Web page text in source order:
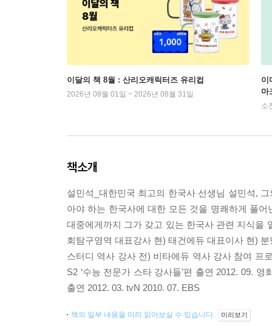
이달의 책 8월 : 산리오캐릭터즈 유리컵
2026년 08월 01일 ~ 2026년 08월 31일
이
마
소
책소개
설민석_대한민국 최고의 한국사 선생님 설민석,
아야 하는 한국사에 대한 모든 것을 명쾌하게 풀
대중에게까지 그가 갖고 있는 한국사 관련 지식을
회탐구영역 대표강사 현) 태건에듀 대표이사 현)
스터디 역사 강사 전) 비타에듀 역사 강사 참여 프
S2 ‘수능 전문가 스타 강사들’편 출연 2012. 09.
출연 2012. 03. tvN 2010. 07. EBS
책의 일부 내용을 미리 읽어보실 수 있습니다. 미리보기